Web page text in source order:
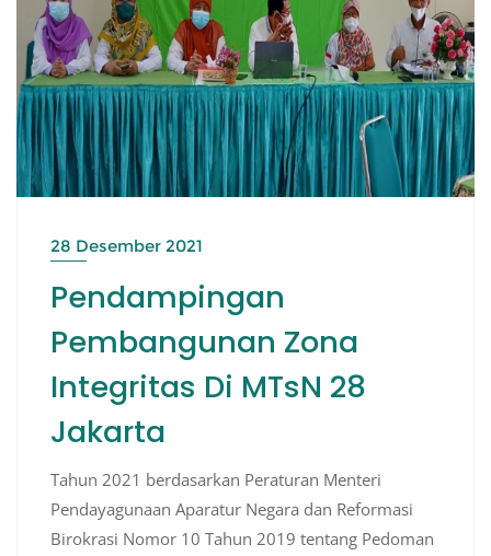
28 Desember 2021
Pendampingan
Pembangunan Zona
Integritas Di MTsN 28
Jakarta
Tahun 2021 berdasarkan Peraturan Menteri
Pendayagunaan Aparatur Negara dan Reformasi
Birokrasi Nomor 10 Tahun 2019 tentang Pedoman